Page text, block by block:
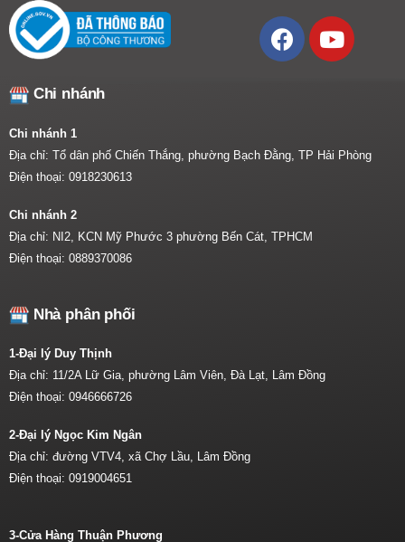
Chi nhánh
Chi nhánh 1
Địa chỉ: Tổ dân phố Chiến Thắng, phường Bạch Đằng, TP Hải Phòng
Điện thoại: 0918230613
Chi nhánh 2
Địa chỉ: NI2, KCN Mỹ Phước 3 phường Bến Cát, TPHCM
Điện thoại: 0889370086
Nhà phân phối
1-Đại lý Duy Thịnh
Địa chỉ: 11/2A Lữ Gia, phường Lâm Viên, Đà Lạt, Lâm Đồng
Điện thoại: 0946666726
2-Đại lý Ngọc Kim Ngân
Địa chỉ: đường VTV4, xã Chợ Lầu, Lâm Đồng
Điện thoại: 0919004651
3-Cửa Hàng Thuận Phương